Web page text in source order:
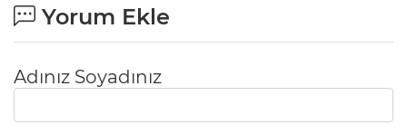
Yorum Ekle
Adınız Soyadınız